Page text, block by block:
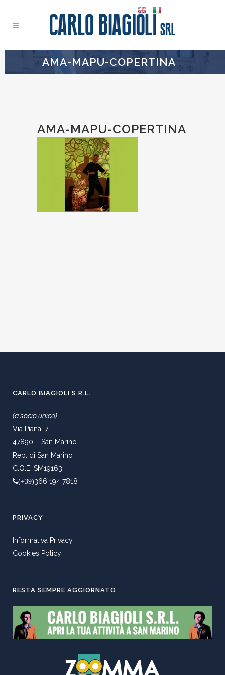
AMA-MAPU-COPERTINA
AMA-MAPU-COPERTINA
CARLO BIAGIOLI S.R.L.
(a socio unico)
Via Piana, 7
47890 – San Marino
Rep. di San Marino
C.O.E. SM19163
(+39)366 194 7818
PRIVACY
Informativa Privacy
Cookies Policy
RESTA SEMPRE AGGIORNATO